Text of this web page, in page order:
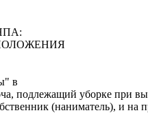
ПОЛОЖЕНИЯ
в
подлежащий уборке при
(наниматель), и на